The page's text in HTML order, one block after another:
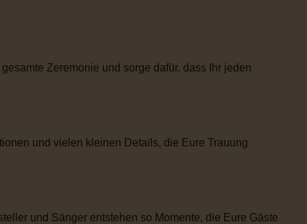
Zeremonie und sorge dafür, dass Ihr jeden
und vielen kleinen Details, die Eure Trauung
und Sänger entstehen so Momente, die Eure Gäste